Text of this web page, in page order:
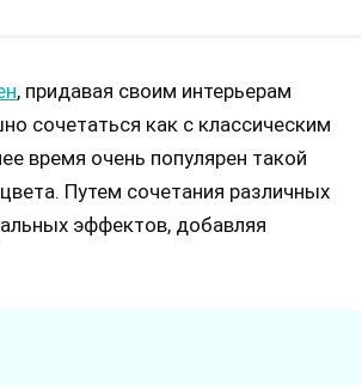
, придавая своим интерьерам
сочетаться как с классическим
время очень популярен такой
Путем сочетания различных
эффектов, добавляя